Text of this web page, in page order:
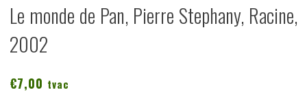
Le monde de Pan, Pierre Stephany, Racine,
2002
€7,00 tvac